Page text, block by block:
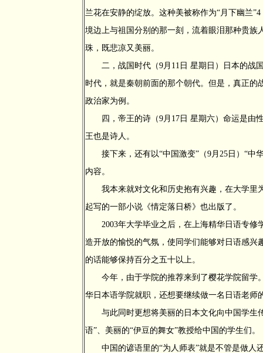
兰花在安静的绽放。这种美被称作为“月下幽兰
境边上与祖国分别的那一刻，流着眼泪那种贵
珠，既悲凉又美丽。
二，战国时代（9月11日 星期日）日本的战
时代，就是秦朝前面的那个朝代。但是，真正
政治家为例。
四，帝王的诗（9月17日 星期六）命运是由
王也是诗人。
接下来，还有以“中国激变”（9月25日）“中华
内容。
我本来就对文化和历史抱有兴趣，在大学里
起写的一部小说《情定落日桥》也出版了。
2003年大学毕业之后，在上海精华日语专修
造开放的愉悦的气氛，使同学们能够对日语感
的话能够保持百分之五十以上。
今年，由于学院的推荐来到了樱花学院留学
华日本语学院就职，还想要继续做一名日语老师
与此同时更想将美丽的日本文化向中国学生
语”、美丽的“伊豆的舞女”教授给中国的学生们。
中国的谚语里的“为人师表”就是不管是做人